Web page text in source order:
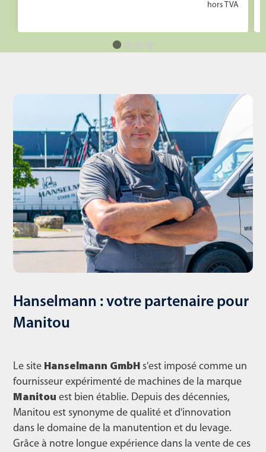
hors TVA
Hanselmann : votre partenaire pour
Manitou
Le site Hanselmann GmbH s'est imposé comme un
fournisseur expérimenté de machines de la marque
Manitou est bien établie. Depuis des décennies,
Manitou est synonyme de qualité et d'innovation
dans le domaine de la manutention et du levage.
Grâce à notre longue expérience dans la vente de ces